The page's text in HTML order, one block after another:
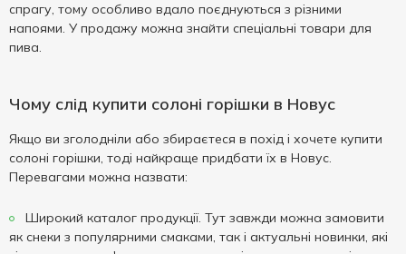
спрагу, тому особливо вдало поєднуються з різними
напоями. У продажу можна знайти спеціальні товари для
пива.
Чому слід купити солоні горішки в Новус
Якщо ви зголодніли або збираєтеся в похід і хочете купити
солоні горішки, тоді найкраще придбати їх в Новус.
Перевагами можна назвати:
Широкий каталог продукції. Тут завжди можна замовити
як снеки з популярними смаками, так і актуальні новинки, які